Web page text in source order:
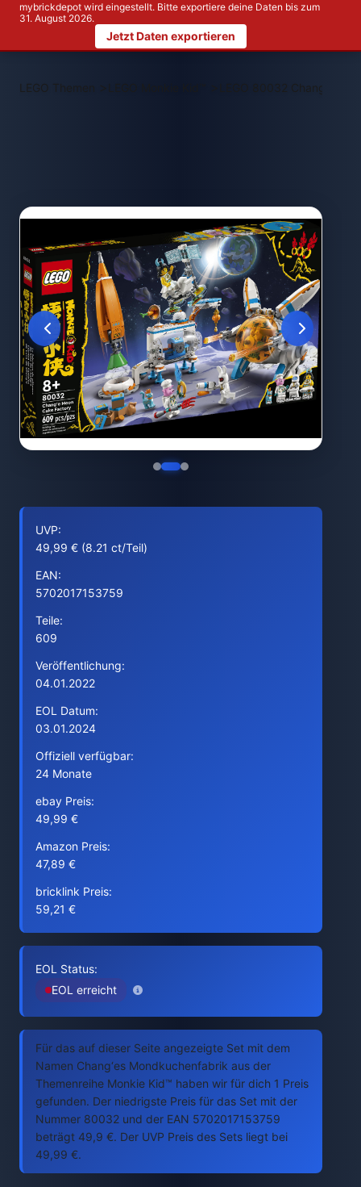
mybrickdepot wird eingestellt. Bitte exportiere deine Daten bis zum
31. August 2026.
Jetzt Daten exportieren
LEGO Themen > LEGO 80032 Chang‘es
UVP:
49,99 € (8.21 ct/Teil)
EAN:
5702017153759
Teile:
609
Veröffentlichung:
04.01.2022
EOL Datum:
03.01.2024
Offiziell verfügbar:
24 Monate
ebay Preis:
49,99 €
Amazon Preis:
47,89 €
bricklink Preis:
59,21 €
EOL Status:
EOL erreicht
Für das auf dieser Seite angezeigte Set mit dem
Namen Chang‘es Mondkuchenfabrik aus der
Themenreihe Monkie Kid™ haben wir für dich 1 Preis
gefunden. Der niedrigste Preis für das Set mit der
Nummer 80032 und der EAN 5702017153759
beträgt 49,9 €. Der UVP Preis des Sets liegt bei
49,99 €.